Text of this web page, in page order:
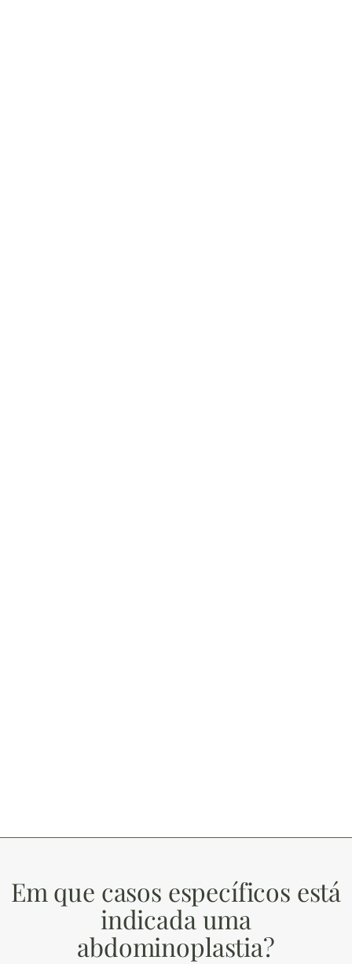
Em que casos específicos está
indicada uma
abdominoplastia?